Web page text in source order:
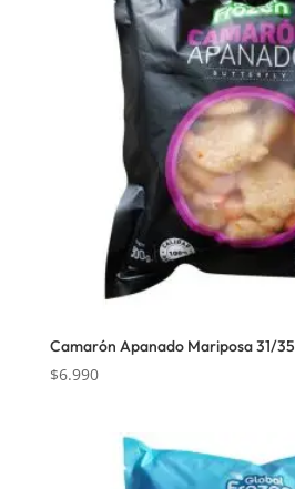
Camarón Apanado Mariposa 31/35
$6.990